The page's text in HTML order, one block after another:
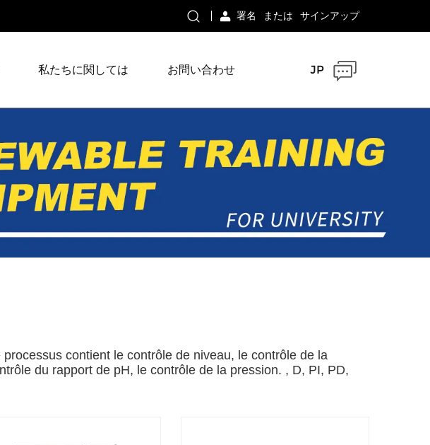
署名 または サインアップ
私たちに関しては お問い合わせ JP
contient le contrôle de niveau, le contrôle de la
du rapport de pH, le contrôle de la pression. , D, PI, PD,